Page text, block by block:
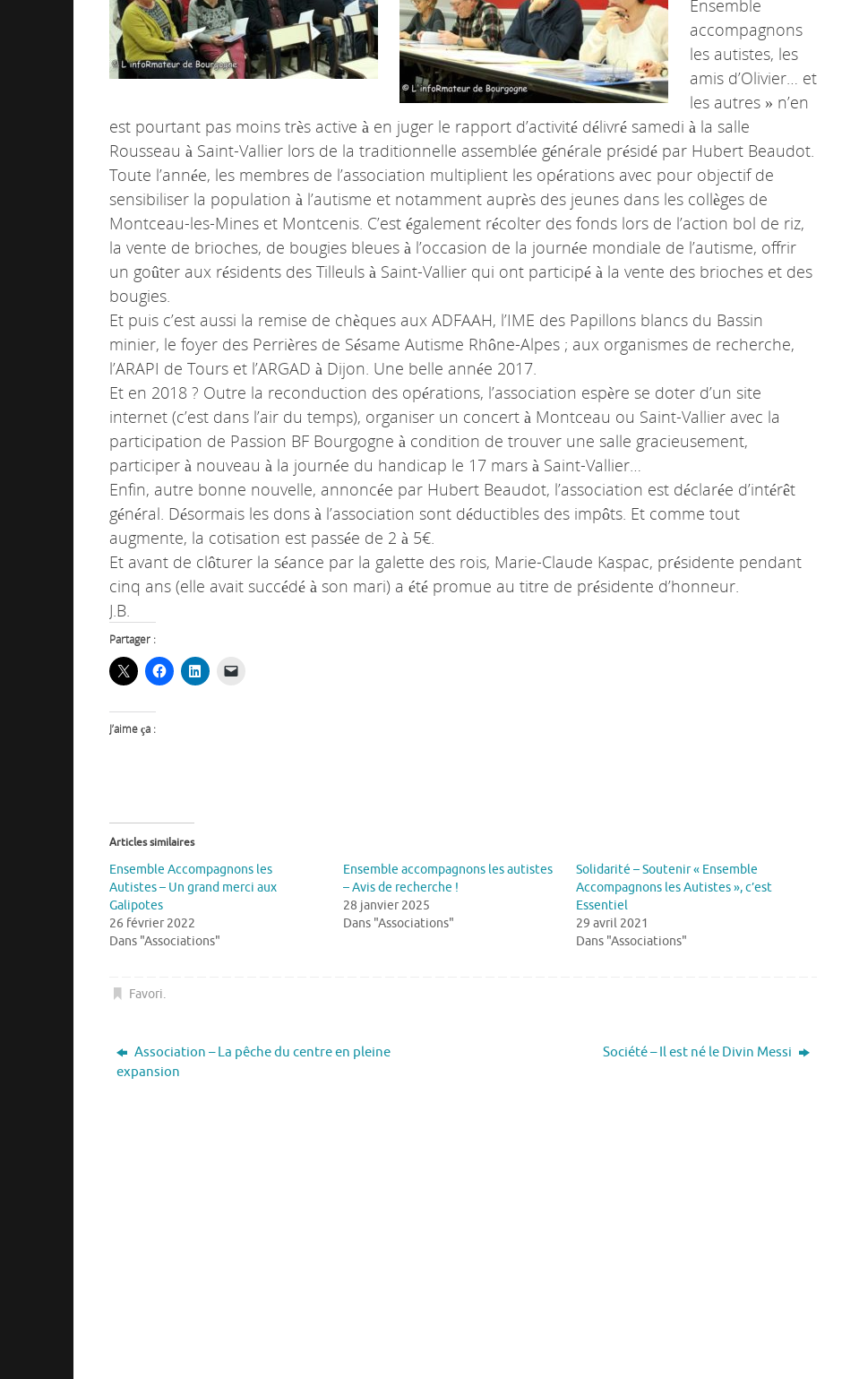
Ensemble
accompagnons
les autistes, les
amis d’Olivier… et
les autres » n’en
est pourtant pas moins très active à en juger le rapport d’activité délivré samedi à la salle
Rousseau à Saint-Vallier lors de la traditionnelle assemblée générale présidé par Hubert Beaudot.
Toute l’année, les membres de l’association multiplient les opérations avec pour objectif de
sensibiliser la population à l’autisme et notamment auprès des jeunes dans les collèges de
Montceau-les-Mines et Montcenis. C’est également récolter des fonds lors de l’action bol de riz,
la vente de brioches, de bougies bleues à l’occasion de la journée mondiale de l’autisme, offrir
un goûter aux résidents des Tilleuls à Saint-Vallier qui ont participé à la vente des brioches et des
bougies.
Et puis c’est aussi la remise de chèques aux ADFAAH, l’IME des Papillons blancs du Bassin
minier, le foyer des Perrières de Sésame Autisme Rhône-Alpes ; aux organismes de recherche,
l’ARAPI de Tours et l’ARGAD à Dijon. Une belle année 2017.
Et en 2018 ? Outre la reconduction des opérations, l’association espère se doter d’un site
internet (c’est dans l’air du temps), organiser un concert à Montceau ou Saint-Vallier avec la
participation de Passion BF Bourgogne à condition de trouver une salle gracieusement,
participer à nouveau à la journée du handicap le 17 mars à Saint-Vallier…
Enfin, autre bonne nouvelle, annoncée par Hubert Beaudot, l’association est déclarée d’intérêt
général. Désormais les dons à l’association sont déductibles des impôts. Et comme tout
augmente, la cotisation est passée de 2 à 5€.
Et avant de clôturer la séance par la galette des rois, Marie-Claude Kaspac, présidente pendant
cinq ans (elle avait succédé à son mari) a été promue au titre de présidente d’honneur.
J.B.
Partager :
J’aime ça :
Articles similaires
Ensemble Accompagnons les
Autistes – Un grand merci aux
Galipotes
26 février 2022
Dans "Associations"
Ensemble accompagnons les autistes
– Avis de recherche !
28 janvier 2025
Dans "Associations"
Solidarité – Soutenir « Ensemble
Accompagnons les Autistes », c’est
Essentiel
29 avril 2021
Dans "Associations"
Favori.
Association – La pêche du centre en pleine
expansion
Société – Il est né le Divin Messi